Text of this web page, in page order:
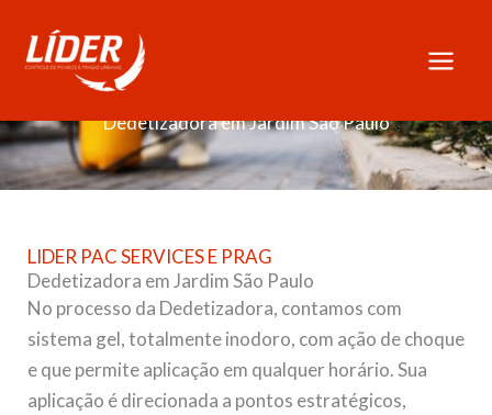
content
Dedetizadora em Jardim São Paulo
LIDER PAC SERVICES E PRAG
Dedetizadora em Jardim São Paulo
No processo da Dedetizadora, contamos com
sistema gel, totalmente inodoro, com ação de choque
e que permite aplicação em qualquer horário. Sua
aplicação é direcionada a pontos estratégicos,